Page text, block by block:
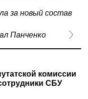
за новый состав
Панченко
комиссии
СБУ